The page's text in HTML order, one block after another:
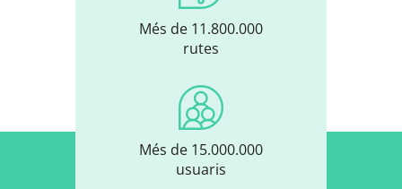
Més de 11.800.000
rutes
Més de 15.000.000
usuaris